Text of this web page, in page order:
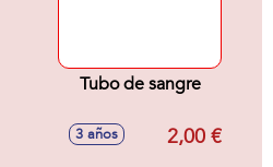
Tubo de sangre
3 años 2,00 €